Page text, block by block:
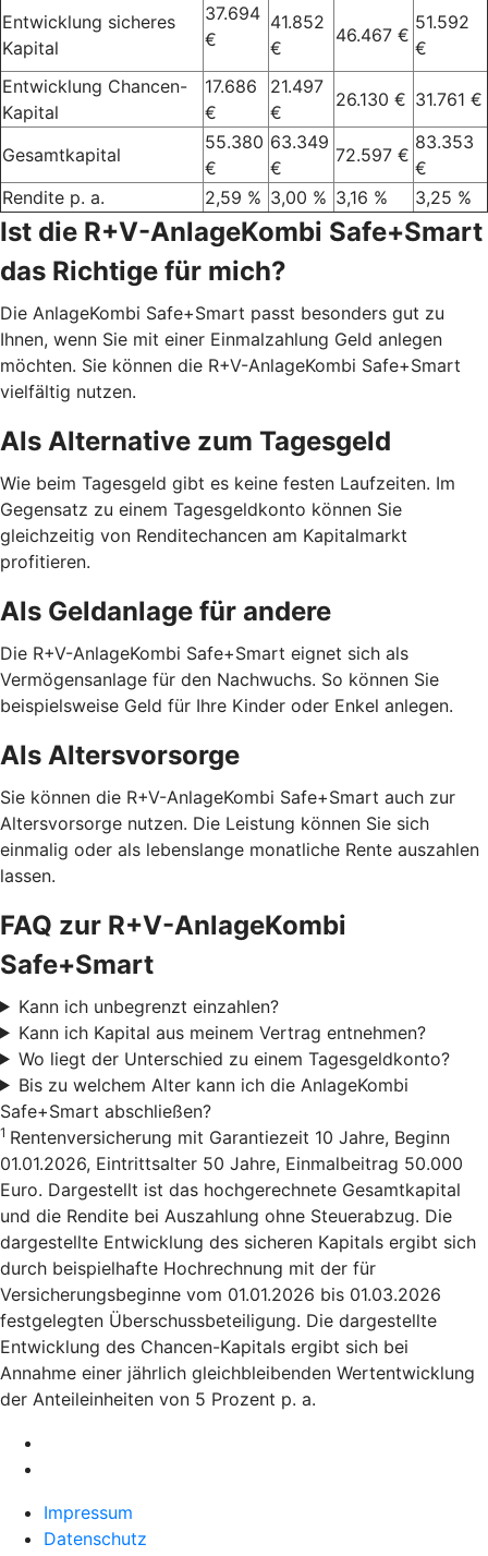
Entwicklung sicheres
Kapital
37.694
€
41.852
€
46.467 €
51.592
€
Entwicklung Chancen-
Kapital
17.686
€
21.497
€
26.130 € 31.761 €
Gesamtkapital
55.380
€
63.349
€
72.597 €
83.353
€
Rendite p. a.
2,59 % 3,00 % 3,16 % 3,25 %
Ist die R+V-AnlageKombi Safe+Smart
das Richtige für mich?
Die AnlageKombi Safe+Smart passt besonders gut zu
Ihnen, wenn Sie mit einer Einmalzahlung Geld anlegen
möchten. Sie können die R+V-AnlageKombi Safe+Smart
vielfältig nutzen.
Als Alternative zum Tagesgeld
Wie beim Tagesgeld gibt es keine festen Laufzeiten. Im
Gegensatz zu einem Tagesgeldkonto können Sie
gleichzeitig von Renditechancen am Kapitalmarkt
profitieren.
Als Geldanlage für andere
Die R+V-AnlageKombi Safe+Smart eignet sich als
Vermögensanlage für den Nachwuchs. So können Sie
beispielsweise Geld für Ihre Kinder oder Enkel anlegen.
Als Altersvorsorge
Sie können die R+V-AnlageKombi Safe+Smart auch zur
Altersvorsorge nutzen. Die Leistung können Sie sich
einmalig oder als lebenslange monatliche Rente auszahlen
lassen.
FAQ zur R+V-AnlageKombi
Safe+Smart
Kann ich unbegrenzt einzahlen?
Kann ich Kapital aus meinem Vertrag entnehmen?
Wo liegt der Unterschied zu einem Tagesgeldkonto?
Bis zu welchem Alter kann ich die AnlageKombi
Safe+Smart abschließen?
1 Rentenversicherung mit Garantiezeit 10 Jahre, Beginn
01.01.2026, Eintrittsalter 50 Jahre, Einmalbeitrag 50.000
Euro. Dargestellt ist das hochgerechnete Gesamtkapital
und die Rendite bei Auszahlung ohne Steuerabzug. Die
dargestellte Entwicklung des sicheren Kapitals ergibt sich
durch beispielhafte Hochrechnung mit der für
Versicherungsbeginne vom 01.01.2026 bis 01.03.2026
festgelegten Überschussbeteiligung. Die dargestellte
Entwicklung des Chancen-Kapitals ergibt sich bei
Annahme einer jährlich gleichbleibenden Wertentwicklung
der Anteileinheiten von 5 Prozent p. a.
Impressum
Datenschutz